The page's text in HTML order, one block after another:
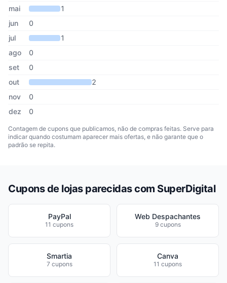
mai
1
jun
0
jul
1
ago
0
set
0
out
2
nov
0
dez
0
Contagem de cupons que publicamos, não de compras feitas. Serve para
indicar quando costumam aparecer mais ofertas, e não garante que o
padrão se repita.
Cupons de lojas parecidas com SuperDigital
PayPal
11 cupons
Web Despachantes
9 cupons
Smartia
7 cupons
Canva
11 cupons